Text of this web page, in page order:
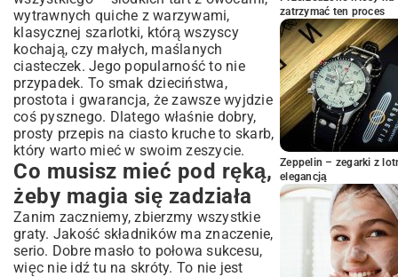
Krok 3: Łączymy wszystko w całość
Krok 4: Czas na drzemkę w lodówce
Krok 5: Wałkujemy i szykujemy do pieczenia
Krok 6: Wreszcie do pieca!
Jak można trochę pokombinować?
Czego unikać jak ognia (lekcje, które już
za Ciebie odrobiłam)
I co teraz? Do dzieła!
wytrawnych quiche z warzywami,
klasycznej szarlotki, którą wszyscy
kochają, czy małych, maślanych
ciasteczek. Jego popularność to nie
przypadek. To smak dzieciństwa,
prostota i gwarancja, że zawsze wyjdzie
coś pysznego. Dlatego właśnie dobry,
prosty przepis na ciasto kruche to skarb,
który warto mieć w swoim zeszycie.
Co musisz mieć pod ręką,
żeby magia się zadziała
Zanim zaczniemy, zbierzmy wszystkie
graty. Jakość składników ma znaczenie,
serio. Dobre masło to połowa sukcesu,
więc nie idź tu na skróty. To nie jest
zatrzymać ten proces
Zeppelin – zegarki z
elegancją